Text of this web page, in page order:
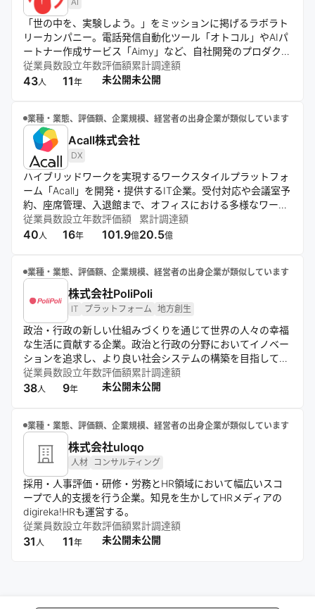
「世の中を、実験しよう。」をミッションに掲げるラボラト
リーカンパニー。電話発信自動化ツール「オトコル」やAIパ
ートナー作成サービス「Aimy」など、自社開発のプロダクト
を軸に、日常の非効率を解消するサービスを展開。さらに、
マッチングアプリやアート作品管理などを手がけるグループ
「全ての挑戦者が、生涯働きたいと思える場所をつくる」と
いうパーパスのもと、挑戦し続ける環境づくりに取り組む。
従業員数
43人
設立年数
11年
評価額
未公開
累計調達額
未公開
業種・業態、評価額、企業規模、経営者の出身企業が類似しています
Acall株式会社
DX
ハイブリッドワークを実現するワークスタイルプラットフォ
ーム「Acall」を開発・提供するIT企業。受付対応や会議室予
約、座席管理、入退館まで、オフィスにおける多様なワーク
フローを自動化し、業務効率化を支援する。主要なビジネス
チャットやカレンダーツールとも連携し、働く場所や時間に
が自律的に働き方をデザインできる世界の創造を目指してい
従業員数
40人
設立年数
16年
評価額
101.9億
累計調達額
20.5億
業種・業態、評価額、企業規模、経営者の出身企業が類似しています
株式会社PoliPoli
IT プラットフォーム 地方創生
政治・行政の新しい仕組みづくりを通じて世界の人々の幸福
な生活に貢献する企業。政治と行政の分野においてイノベー
ションを追求し、より良い社会システムの構築を目指してい
る。
従業員数
38人
設立年数
9年
評価額
未公開
累計調達額
未公開
業種・業態、評価額、企業規模、経営者の出身企業が類似しています
株式会社uloqo
人材 コンサルティング
採用・人事評価・研修・労務とHR領域において幅広いスコ
ープで人的支援を行う企業。知見を生かしてHRメディアの
digireka!HRも運営する。
従業員数
31人
設立年数
11年
評価額
未公開
累計調達額
未公開